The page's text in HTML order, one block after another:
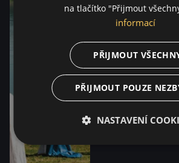
na tlačítko "Přijmout
informací
PŘIJMOUT
PŘIJMOUT POUZE
NASTAVENÍ